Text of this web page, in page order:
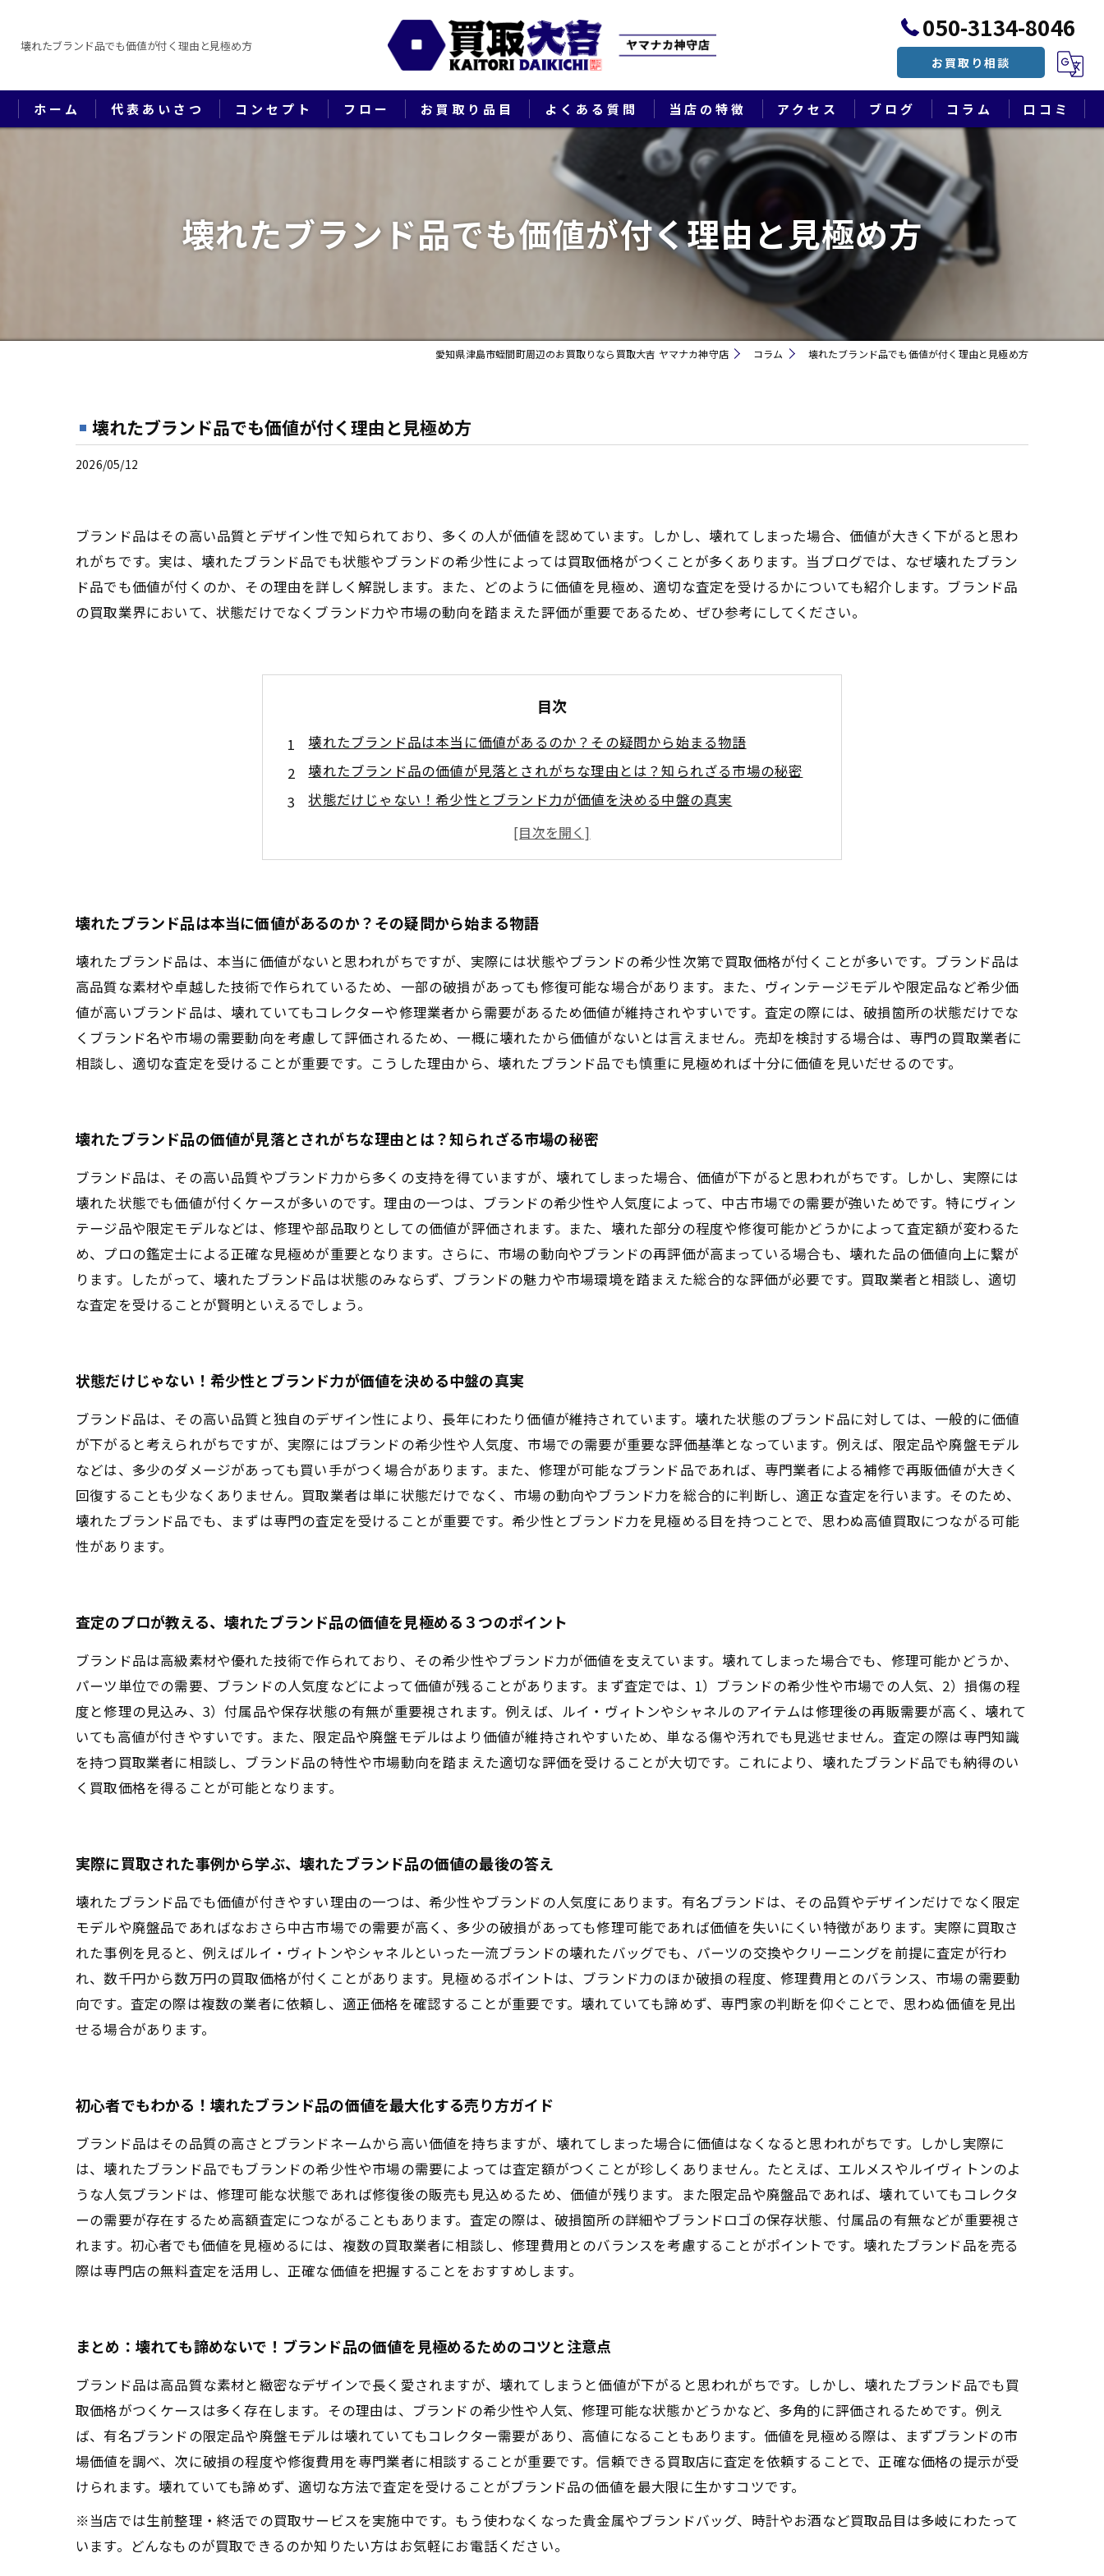
壊れたブランド品でも価値が付く理由と見極め方
050-3134-8046
お買取り相談
ホーム 代表あいさつ コンセプト フロー お買取り品目 よくある質問 当店の特徴
ブランド
貴金属
切手
生前整理・遺品整理・終活
アクセス
漫画特集
ブログ コラム 口コミ
壊れたブランド品でも価値が付く理由と見極め方
愛知県津島市蛭間町周辺のお買取りなら買取大吉 ヤマナカ神守店 コラム 壊れたブランド品でも価値が付く理由と見極め方
壊れたブランド品でも価値が付く理由と見極め方
2026/05/12
ブランド品はその高い品質とデザイン性で知られており、多くの人が価値を認めています。しかし、壊れてしまった場合、価値が大きく下がると思わ
れがちです。実は、壊れたブランド品でも状態やブランドの希少性によっては買取価格がつくことが多くあります。当ブログでは、なぜ壊れたブラン
ド品でも価値が付くのか、その理由を詳しく解説します。また、どのように価値を見極め、適切な査定を受けるかについても紹介します。ブランド品
の買取業界において、状態だけでなくブランド力や市場の動向を踏まえた評価が重要であるため、ぜひ参考にしてください。
目次
壊れたブランド品は本当に価値があるのか？その疑問から始まる物語
壊れたブランド品の価値が見落とされがちな理由とは？知られざる市場の秘密
状態だけじゃない！希少性とブランド力が価値を決める中盤の真実
査定のプロが教える、壊れたブランド品の価値を見極める３つのポイント
実際に買取された事例から学ぶ、壊れたブランド品の価値の最後の答え
まとめ：壊れても諦めないで！ブランド品の価値を見極めるためのコツと注意点
壊れたブランド品は本当に価値があるのか？その疑問から始まる物語
壊れたブランド品は、本当に価値がないと思われがちですが、実際には状態やブランドの希少性次第で買取価格が付くことが多いです。ブランド品は
高品質な素材や卓越した技術で作られているため、一部の破損があっても修復可能な場合があります。また、ヴィンテージモデルや限定品など希少価
値が高いブランド品は、壊れていてもコレクターや修理業者から需要があるため価値が維持されやすいです。査定の際には、破損箇所の状態だけでな
くブランド名や市場の需要動向を考慮して評価されるため、一概に壊れたから価値がないとは言えません。売却を検討する場合は、専門の買取業者に
相談し、適切な査定を受けることが重要です。こうした理由から、壊れたブランド品でも慎重に見極めれば十分に価値を見いだせるのです。
壊れたブランド品の価値が見落とされがちな理由とは？知られざる市場の秘密
ブランド品は、その高い品質やブランド力から多くの支持を得ていますが、壊れてしまった場合、価値が下がると思われがちです。しかし、実際には
壊れた状態でも価値が付くケースが多いのです。理由の一つは、ブランドの希少性や人気度によって、中古市場での需要が強いためです。特にヴィン
テージ品や限定モデルなどは、修理や部品取りとしての価値が評価されます。また、壊れた部分の程度や修復可能かどうかによって査定額が変わるた
め、プロの鑑定士による正確な見極めが重要となります。さらに、市場の動向やブランドの再評価が高まっている場合も、壊れた品の価値向上に繋が
ります。したがって、壊れたブランド品は状態のみならず、ブランドの魅力や市場環境を踏まえた総合的な評価が必要です。買取業者と相談し、適切
な査定を受けることが賢明といえるでしょう。
状態だけじゃない！希少性とブランド力が価値を決める中盤の真実
ブランド品は、その高い品質と独自のデザイン性により、長年にわたり価値が維持されています。壊れた状態のブランド品に対しては、一般的に価値
が下がると考えられがちですが、実際にはブランドの希少性や人気度、市場での需要が重要な評価基準となっています。例えば、限定品や廃盤モデル
などは、多少のダメージがあっても買い手がつく場合があります。また、修理が可能なブランド品であれば、専門業者による補修で再販価値が大きく
回復することも少なくありません。買取業者は単に状態だけでなく、市場の動向やブランド力を総合的に判断し、適正な査定を行います。そのため、
壊れたブランド品でも、まずは専門の査定を受けることが重要です。希少性とブランド力を見極める目を持つことで、思わぬ高値買取につながる可能
性があります。
査定のプロが教える、壊れたブランド品の価値を見極める３つのポイント
ブランド品は高級素材や優れた技術で作られており、その希少性やブランド力が価値を支えています。壊れてしまった場合でも、修理可能かどうか、
パーツ単位での需要、ブランドの人気度などによって価値が残ることがあります。まず査定では、1）ブランドの希少性や市場での人気、2）損傷の程
度と修理の見込み、3）付属品や保存状態の有無が重要視されます。例えば、ルイ・ヴィトンやシャネルのアイテムは修理後の再販需要が高く、壊れて
いても高値が付きやすいです。また、限定品や廃盤モデルはより価値が維持されやすいため、単なる傷や汚れでも見逃せません。査定の際は専門知識
を持つ買取業者に相談し、ブランド品の特性や市場動向を踏まえた適切な評価を受けることが大切です。これにより、壊れたブランド品でも納得のい
く買取価格を得ることが可能となります。
実際に買取された事例から学ぶ、壊れたブランド品の価値の最後の答え
壊れたブランド品でも価値が付きやすい理由の一つは、希少性やブランドの人気度にあります。有名ブランドは、その品質やデザインだけでなく限定
モデルや廃盤品であればなおさら中古市場での需要が高く、多少の破損があっても修理可能であれば価値を失いにくい特徴があります。実際に買取さ
れた事例を見ると、例えばルイ・ヴィトンやシャネルといった一流ブランドの壊れたバッグでも、パーツの交換やクリーニングを前提に査定が行わ
れ、数千円から数万円の買取価格が付くことがあります。見極めるポイントは、ブランド力のほか破損の程度、修理費用とのバランス、市場の需要動
向です。査定の際は複数の業者に依頼し、適正価格を確認することが重要です。壊れていても諦めず、専門家の判断を仰ぐことで、思わぬ価値を見出
せる場合があります。
初心者でもわかる！壊れたブランド品の価値を最大化する売り方ガイド
ブランド品はその品質の高さとブランドネームから高い価値を持ちますが、壊れてしまった場合に価値はなくなると思われがちです。しかし実際に
は、壊れたブランド品でもブランドの希少性や市場の需要によっては査定額がつくことが珍しくありません。たとえば、エルメスやルイヴィトンのよ
うな人気ブランドは、修理可能な状態であれば修復後の販売も見込めるため、価値が残ります。また限定品や廃盤品であれば、壊れていてもコレクタ
ーの需要が存在するため高額査定につながることもあります。査定の際は、破損箇所の詳細やブランドロゴの保存状態、付属品の有無などが重要視さ
れます。初心者でも価値を見極めるには、複数の買取業者に相談し、修理費用とのバランスを考慮することがポイントです。壊れたブランド品を売る
際は専門店の無料査定を活用し、正確な価値を把握することをおすすめします。
まとめ：壊れても諦めないで！ブランド品の価値を見極めるためのコツと注意点
ブランド品は高品質な素材と緻密なデザインで長く愛されますが、壊れてしまうと価値が下がると思われがちです。しかし、壊れたブランド品でも買
取価格がつくケースは多く存在します。その理由は、ブランドの希少性や人気、修理可能な状態かどうかなど、多角的に評価されるためです。例え
ば、有名ブランドの限定品や廃盤モデルは壊れていてもコレクター需要があり、高値になることもあります。価値を見極める際は、まずブランドの市
場価値を調べ、次に破損の程度や修復費用を専門業者に相談することが重要です。信頼できる買取店に査定を依頼することで、正確な価格の提示が受
けられます。壊れていても諦めず、適切な方法で査定を受けることがブランド品の価値を最大限に生かすコツです。
※当店では生前整理・終活での買取サービスを実施中です。もう使わなくなった貴金属やブランドバッグ、時計やお酒など買取品目は多岐にわたって
います。どんなものが買取できるのか知りたい方はお気軽にお電話ください。